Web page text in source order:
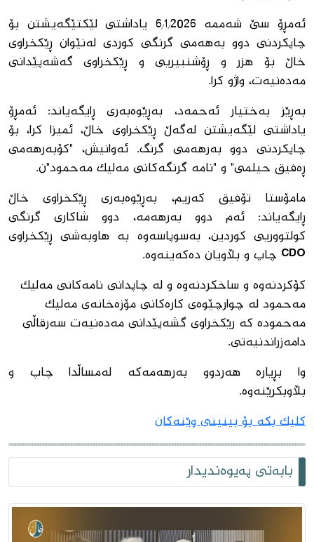
ئەمڕۆ سێ شەممە 6/1/2026 یاداشتى لێکتێگەیشتن بۆ
چاپکردنى دوو بەهەمى گرنگى کوردى لەنێوان ڕێکخراوى
خاڵ بۆ هزر و ڕۆشنبیریى و ڕێکخراوى گەشەپێدانى
مەدەنیەت، واژو کرا.
بەڕێز بەختیار ئەحمەد، بەڕێوەبەری ڕایگەیاند: ئەمڕۆ
یاداشتی لێگەیشتن لەگەڵ ڕێکخراوی خاڵ، ئمیزا کرا، بۆ
چاپکردنی دوو بەرهەمی گرنگ. ئەوانیش، "کۆبەرهەمی
ڕەفیق حیلمی" و "نامە گرنگەکانی مەلیک مەحمود"ن.
مامۆستا تۆفیق کەریم، بەڕێوەبەری ڕێکخراوی خاڵ
ڕایگەیاند: ئەم دوو بەرهەمە، دوو شاکاری گرنگی
کولتووریی کوردین، بەسوپاسەوە بە هاوبەشی ڕێکخراوی
CDO چاپ و بڵاویان دەکەینەوە.
کۆکردنەوە و ساخکردنەوە و لە چاپدانی نامەکانی مەلیک
مەحمود لە چوارچێوەی کارەکانی مۆزەخانەی مەلیک
مەحمودە کە رێکخراوی گشەپێدانی مەدەنیەت سەرقاڵی
دامەزراندنیەتی.
وا بڕیارە هەردوو بەرهەمەکە لەمساڵدا چاپ و
بڵاوبکرێنەوە.
کلیک بکە بۆ بینینى وێنەکان
بابەتی پەیوەندیدار